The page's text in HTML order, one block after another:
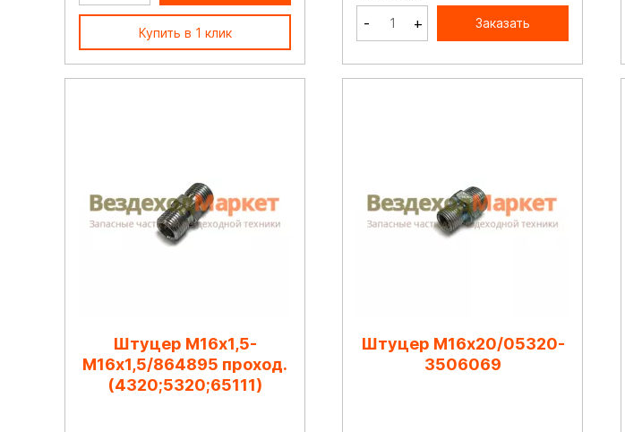
Купить в 1 клик
- + Заказать
Штуцер М16х1,5-
М16х1,5/864895 проход.
(4320;5320;65111)
Штуцер М16х20/05320-
3506069